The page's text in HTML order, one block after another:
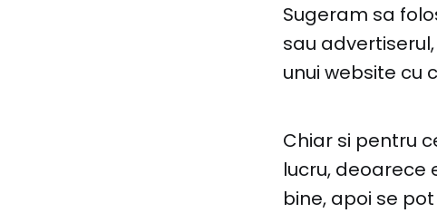
Sugeram sa
sau
unui website cu
Chiar si pentru
lucru, deoarece
bine, apoi se